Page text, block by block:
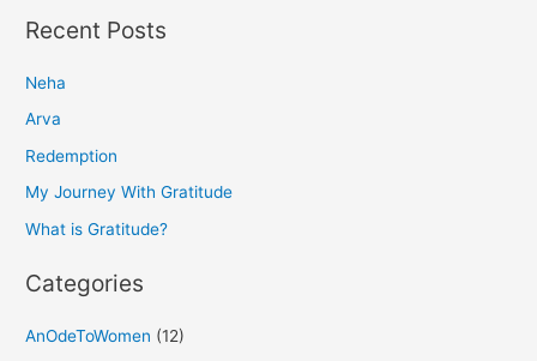
a
c
h
f
o
Recent Posts
Neha
Arva
Redemption
My Journey With Gratitude
What is Gratitude?
Categories
AnOdeToWomen (12)